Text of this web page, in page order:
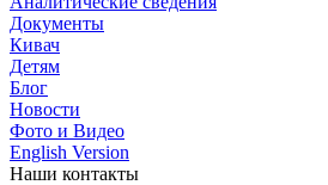
Документы
Кивач
Детям
Блог
Новости
Фото и Видео
English Version
Наши контакты